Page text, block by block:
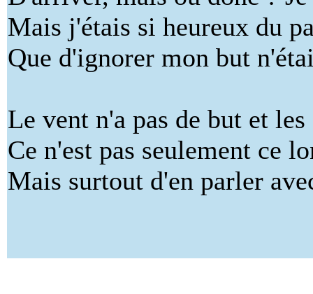
Mais j'étais si heureux du
Que d'ignorer mon but
Le vent n'a pas de but et
Ce n'est pas seulement ce
Mais surtout d'en parler